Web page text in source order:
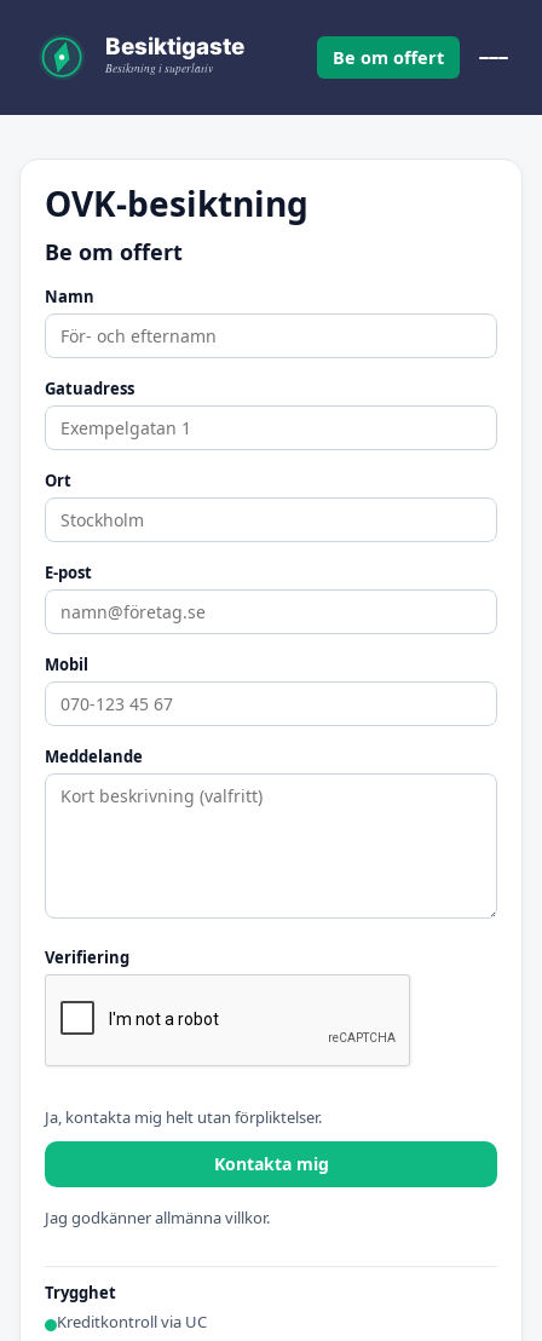
Be om offert
OVK-besiktning
Be om offert
Namn
Gatuadress
Ort
E-post
Mobil
Meddelande
Verifiering
Ja, kontakta mig helt utan förpliktelser.
Kontakta mig
Jag godkänner allmänna villkor.
Trygghet
Kreditkontroll via UC